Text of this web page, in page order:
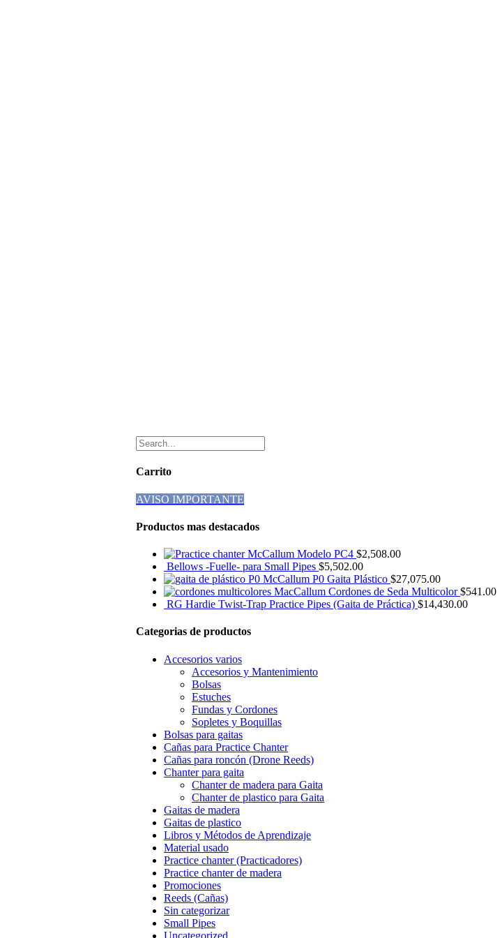
Carrito
AVISO IMPORTANTE
Productos mas destacados
Modelo PC4 $2,508.00
Bellows -Fuelle- para Small Pipes $5,502.00
McCallum P0 Gaita Plástico $27,075.00
Cordones de Seda Multicolor $541.00
RG Hardie Twist-Trap Practice Pipes (Gaita de Práctica) $14,430.00
Categorias de productos
Accesorios varios
Accesorios y Mantenimiento
Bolsas
Estuches
Fundas y Cordones
Sopletes y Boquillas
Bolsas para gaitas
Cañas para Practice Chanter
Cañas para roncón (Drone Reeds)
Chanter para gaita
Chanter de madera para Gaita
Chanter de plastico para Gaita
Gaitas de madera
Gaitas de plastico
Libros y Métodos de Aprendizaje
Material usado
Practice chanter (Practicadores)
Practice chanter de madera
Promociones
Reeds (Cañas)
Sin categorizar
Small Pipes
Uncategorized